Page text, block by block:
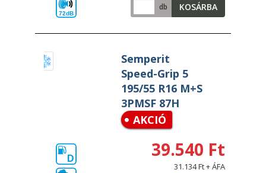
72dB
db KOSÁRBA
Semperit
Speed-Grip 5
195/55 R16 M+S
3PMSF 87H
AKCIÓ
D 39.540 Ft
31.134 Ft + ÁFA